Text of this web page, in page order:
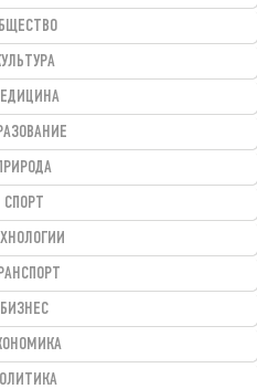
ПРИРОДА
СПОРТ
БИЗНЕС